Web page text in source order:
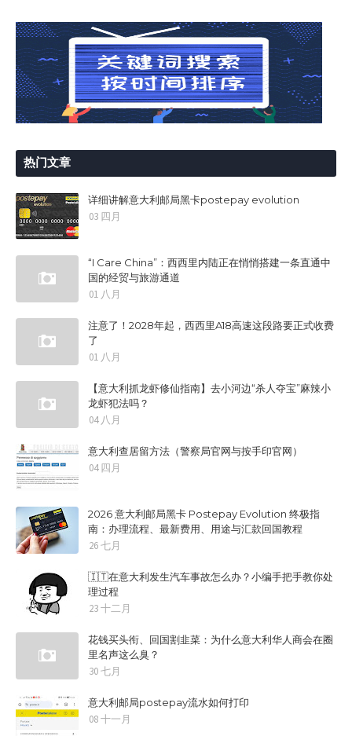
热门文章
详细讲解意大利邮局黑卡postepay evolution
03 四月
“I Care China”：西西里内陆正在悄悄搭建一条直通中
国的经贸与旅游通道
01 八月
注意了！2028年起，西西里A18高速这段路要正式收费
了
01 八月
【意大利抓龙虾修仙指南】去小河边“杀人夺宝”麻辣小
龙虾犯法吗？
04 八月
意大利查居留方法（警察局官网与按手印官网）
04 四月
2026 意大利邮局黑卡 Postepay Evolution 终极指
南：办理流程、最新费用、用途与汇款回国教程
26 七月
🇮🇹在意大利发生汽车事故怎么办？小编手把手教你处
理过程
23 十二月
花钱买头衔、回国割韭菜：为什么意大利华人商会在圈
里名声这么臭？
30 七月
意大利邮局postepay流水如何打印
08 十一月